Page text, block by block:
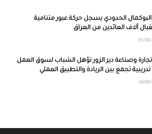
الحدودي يسجل حركة عبور متنامية
آلاف العائدين من العراق
وصناعة دير الزور تؤهل الشباب لسوق العمل
تدريبية تجمع بين الريادة والتطبيق العملي